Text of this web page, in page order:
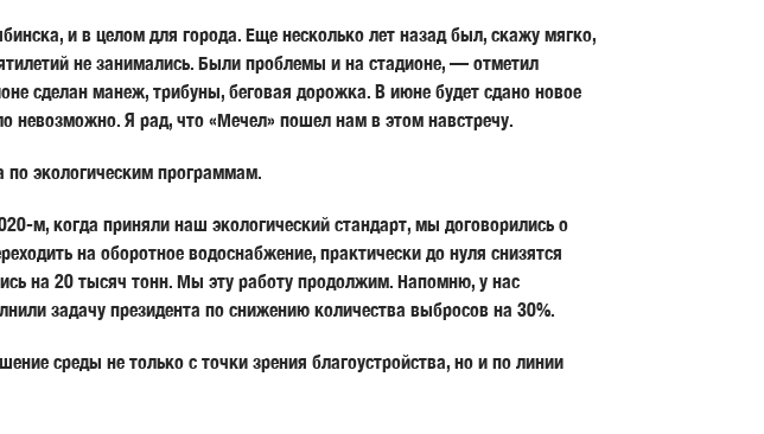
и в целом для города. Еще несколько лет назад был, скажу мягко,
не занимались. Были проблемы и на стадионе, — отметил
сделан манеж, трибуны, беговая дорожка. В июне будет сдано новое
невозможно. Я рад, что «Мечел» пошел нам в этом навстречу.
по экологическим программам.
м, когда приняли наш экологический стандарт, мы договорились о
на оборотное водоснабжение, практически до нуля снизятся
на 20 тысяч тонн. Мы эту работу продолжим. Напомню, у нас
задачу президента по снижению количества выбросов на 30%.
среды не только с точки зрения благоустройства, но и по линии